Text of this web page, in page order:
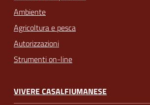
Ambiente
Agricoltura e pesca
Autorizzazioni
Strumenti on-line
VIVERE CASALFIUMANESE